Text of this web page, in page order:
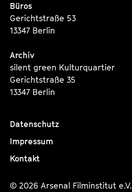
Büros
Gerichtstraße 53
13347 Berlin
Archiv
silent green Kulturquartier
Gerichtstraße 35
13347 Berlin
Datenschutz
Impressum
Kontakt
© 2026 Arsenal Filminstitut e.V.